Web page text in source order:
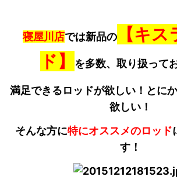
寝屋川店では新品の
【キ
ド】
を多数、取り扱って
満足できるロッドが欲しい！とに
欲しい！
そんな方に特にオススメのロッド
す！